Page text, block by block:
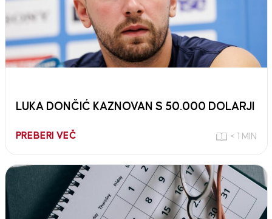
LUKA DONČIĆ KAZNOVAN S 50.000 DOLARJI
PREBERI VEČ < 1 MIN